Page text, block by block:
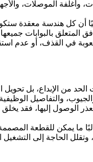
وأغلفة الموصلات،
أن كل هندسة معقدة
المتعلق بالبوابات
الحد من الإبداع، بل
والجيوب، والتفاصيل
إليها، فقد يخلق
ما يمكن للقطعة
وتقلل الحاجة إلى التشغيل